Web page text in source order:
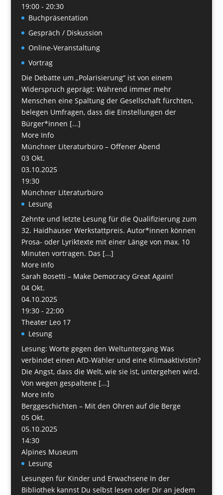
19:00 - 20:30
Buchpräsentation
Gespräch / Diskussion
Online-Veranstaltung
Vortrag
Die Debatte um „Polarisierung“ ist von einem
Widerspruch geprägt: Während immer mehr
Menschen eine Spaltung der Gesellschaft fürchten,
belegen Umfragen, dass die Einstellungen der
Bürger*innen [...]
More Info
Münchner Literaturbüro – Offener Abend
03 Okt.
03.10.2025
19:30
Münchner Literaturbüro
Lesung
Zehnte und letzte Lesung für die Qualifizierung zum
32. Haidhauser Werkstattpreis. Autor*innen können
Prosa- oder Lyriktexte mit einer Länge von max. 10
Minuten vortragen. Das [...]
More Info
Sarah Bosetti – Make Democracy Great Again!
04 Okt.
04.10.2025
19:30 - 22:00
Theater Leo 17
Lesung
Lesung: Worte gegen den Weltuntergang Was
verbindet einen AfD-Wähler und eine Klimaaktivistin?
Die Angst, dass die Welt, wie sie ist, untergehen wird.
Von wegen gespaltene [...]
More Info
Berggeschichten – Mit den Ohren auf die Berge
05 Okt.
05.10.2025
14:30
Alpines Museum
Lesung
Lesungen für Kinder und Erwachsene In der
Bibliothek kannst Du selbst lesen oder Dir an jedem